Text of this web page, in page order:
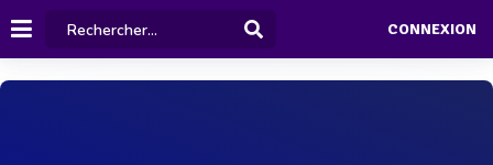
CONNEXION